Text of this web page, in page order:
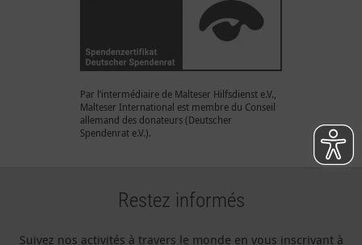
Par l’intermédiaire de Malteser Hilfsdienst e.V.,
Malteser International est membre du Conseil
allemand des donateurs (Deutscher
Spendenrat e.V.).
Restez informés
Suivez nos activités à travers le monde en vous inscrivant à